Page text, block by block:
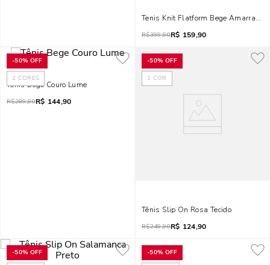
Tenis Knit Flatform Bege Amarração
R$399,90R$ 159,90
-50% OFF
2 CORES
Tênis Bege Couro Lume
R$289,90R$ 144,90
-50% OFF
1 COR
Tênis Slip On Rosa Tecido
R$249,90R$ 124,90
-50% OFF -50% OFF